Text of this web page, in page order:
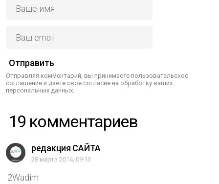
Отправить
Отправляя комментарий, вы принимаете пользовательское
соглашение и даёте своё согласие на обработку ваших
персональных данных.
19 комментариев
редакция САЙТА
28 марта 2014, 09:13
2Wadim